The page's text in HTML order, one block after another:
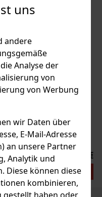
uns
andere
Analyse der
von
von Werbung
wir Daten über
E-Mail-Adresse
an unsere Partner
Analytik und
Diese können diese
kombinieren,
gestellt haben oder